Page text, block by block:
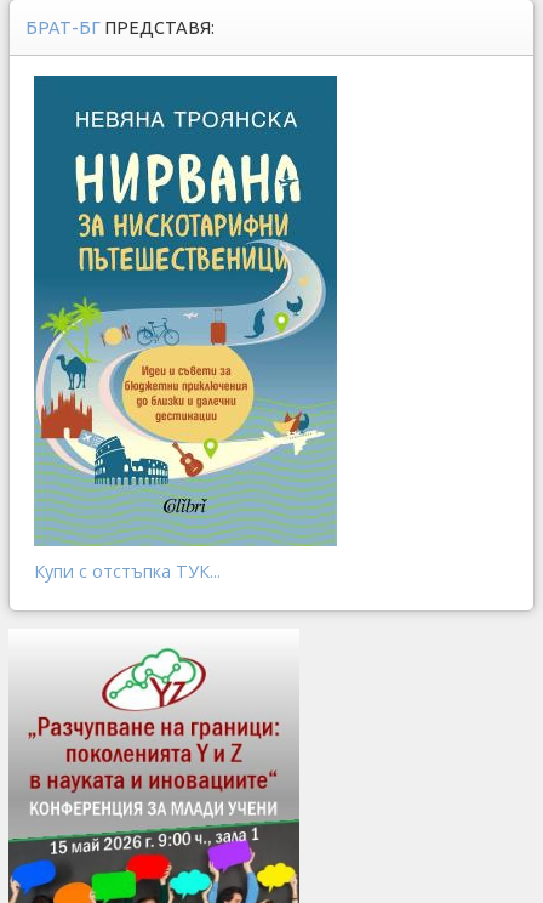
БРАТ-БГ ПРЕДСТАВЯ:
Купи с отстъпка ТУК...